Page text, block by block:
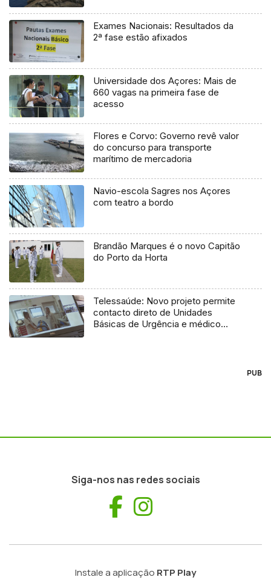
Exames Nacionais: Resultados da
2ª fase estão afixados
Universidade dos Açores: Mais de
660 vagas na primeira fase de
acesso
Flores e Corvo: Governo revê valor
do concurso para transporte
marítimo de mercadoria
Navio-escola Sagres nos Açores
com teatro a bordo
Brandão Marques é o novo Capitão
do Porto da Horta
Telessaúde: Novo projeto permite
contacto direto de Unidades
Básicas de Urgência e médico
PUB
Siga-nos nas redes sociais
Facebook
Instale a aplicação RTP Play